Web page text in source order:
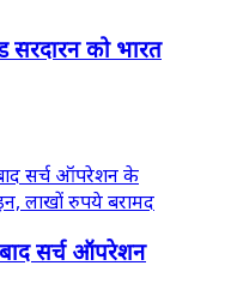
सरदारन को भारत
बाद सर्च ऑपरेशन